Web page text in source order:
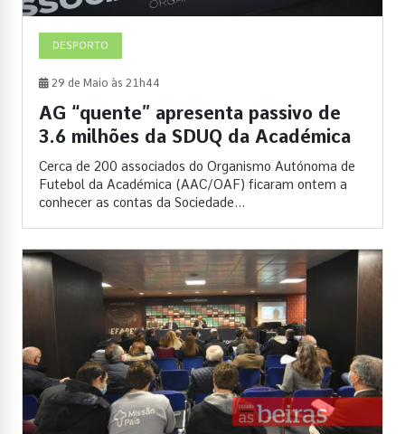
DESPORTO
29 de Maio às 21h44
AG “quente” apresenta passivo de
3.6 milhões da SDUQ da Académica
Cerca de 200 associados do Organismo Autónoma de
Futebol da Académica (AAC/OAF) ficaram ontem a
conhecer as contas da Sociedade...